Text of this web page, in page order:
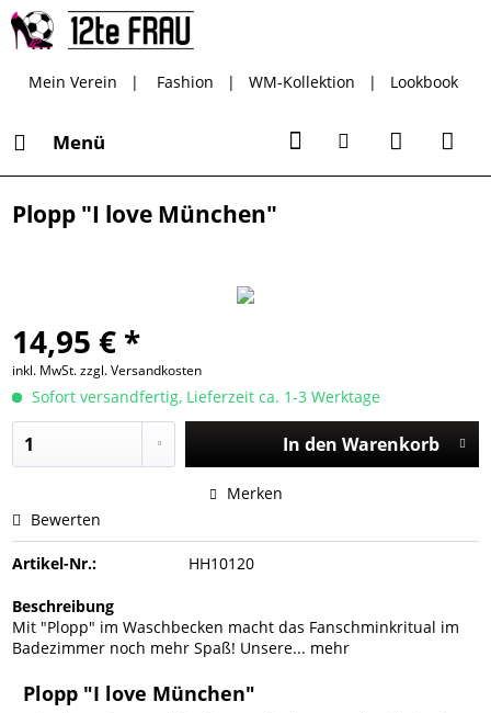
Mein Verein | Fashion | WM-Kollektion | Lookbook
Menü
Plopp "I love München"
14,95 € *
inkl. MwSt.zzgl. Versandkosten
Sofort versandfertig, Lieferzeit ca. 1-3 Werktage
In den Warenkorb
Merken
Bewerten
Artikel-Nr.: HH10120
Beschreibung
Mit "Plopp" im Waschbecken macht das Fanschminkritual im
Badezimmer noch mehr Spaß! Unsere... mehr
Plopp "I love München"